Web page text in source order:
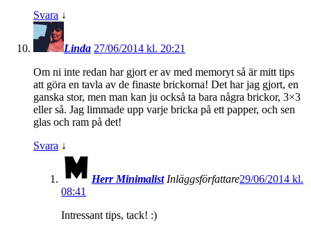
Svara ↓
Linda 27/06/2014 kl. 20:21
Om ni inte redan har gjort er av med memoryt så är mitt tips
att göra en tavla av de finaste brickorna! Det har jag gjort, en
ganska stor, men man kan ju också ta bara några brickor, 3×3
eller så. Jag limmade upp varje bricka på ett papper, och sen
glas och ram på det!
Svara ↓
Herr Minimalist Inläggsförfattare29/06/2014 kl.
08:41
Intressant tips, tack! :)